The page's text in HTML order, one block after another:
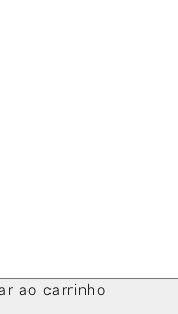
ao carrinho